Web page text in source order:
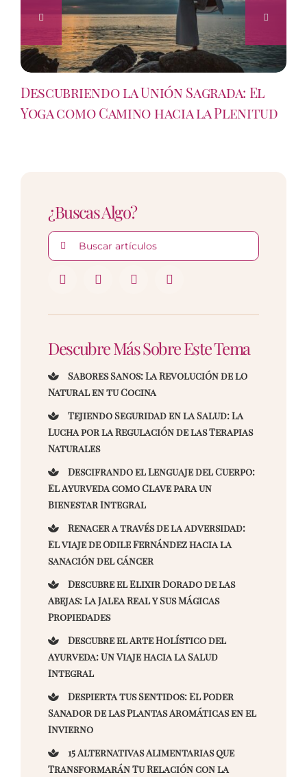
Descubriendo la Unión Sagrada: El
Yoga como Camino hacia la Plenitud
¿Buscas Algo?
Buscar:
Descubre Más Sobre Este Tema
Sabores Sanos: La Revolución de lo
Natural en tu Cocina
Tejiendo Seguridad en la Salud: La
Lucha por la Regulación de las Terapias
Naturales
Descifrando el Lenguaje del Cuerpo:
El Ayurveda como Clave para un
Bienestar Integral
Renacer a través de la adversidad:
El viaje de Odile Fernández hacia la
sanación del cáncer
Descubre el Elixir Dorado de las
Abejas: La Jalea Real y Sus Mágicas
Propiedades
Descubre el Arte Holístico del
Ayurveda: Un Viaje hacia la Salud
Integral
Despierta tus Sentidos: El Poder
Sanador de las Plantas Aromáticas en el
Invierno
15 Alternativas Alimentarias que
Transformarán Tu Relación con la